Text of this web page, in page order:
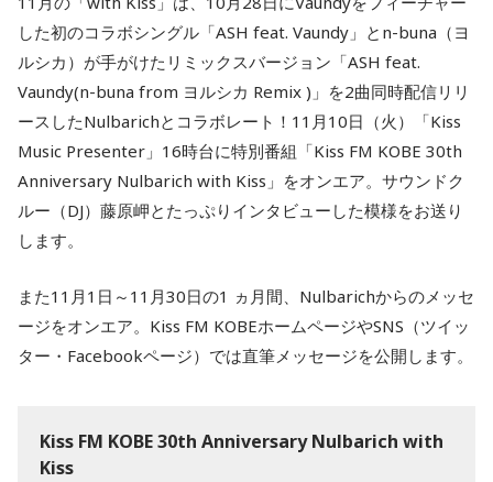
した初のコラボシングル「ASH feat. Vaundy」とn-buna（ヨ
ルシカ）が手がけたリミックスバージョン「ASH feat.
Vaundy(n-buna from ヨルシカ Remix )」を2曲同時配信リリ
ースしたNulbarichとコラボレート！11月10日（火）「Kiss
Music Presenter」16時台に特別番組「Kiss FM KOBE 30th
Anniversary Nulbarich with Kiss」をオンエア。サウンドク
ルー（DJ）藤原岬とたっぷりインタビューした模様をお送り
します。
また11月1日～11月30日の1 ヵ月間、Nulbarichからのメッセ
ージをオンエア。Kiss FM KOBEホームページやSNS（ツイッ
ター・Facebookページ）では直筆メッセージを公開します。
Kiss FM KOBE 30th Anniversary Nulbarich with
Kiss